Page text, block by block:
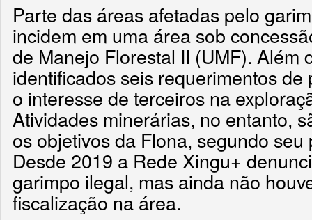
Parte das áreas afetadas pelo
incidem em uma área sob
de Manejo Florestal II (UMF). Além
identificados seis requerimentos
o interesse de terceiros na
Atividades minerárias, no entanto,
os objetivos da Flona, segundo
Desde 2019 a Rede Xingu+
garimpo ilegal, mas ainda não
fiscalização na área.